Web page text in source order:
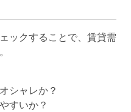
ックすることで、賃貸需
シャレか？
すいか？